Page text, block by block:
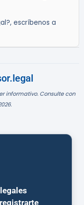
escríbenos a
informativo. Consulte con